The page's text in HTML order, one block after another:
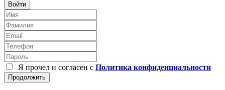
Войти
Я прочел и согласен с Политика конфиденциальности
Продолжить